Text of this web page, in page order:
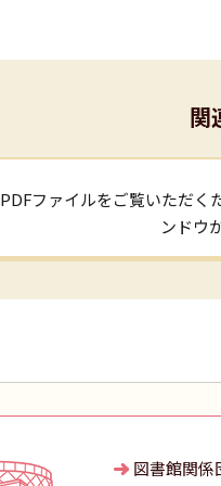
関
PDFファイルをご覧いただく
ンドウ
図書館関係